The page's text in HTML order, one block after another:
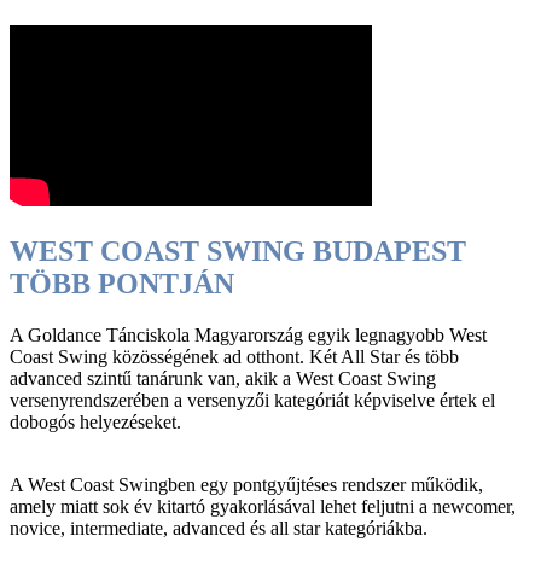
WEST COAST SWING BUDAPEST
TÖBB PONTJÁN
A Goldance Tánciskola Magyarország egyik legnagyobb West
Coast Swing közösségének ad otthont. Két All Star és több
advanced szintű tanárunk van, akik a West Coast Swing
versenyrendszerében a versenyzői kategóriát képviselve értek el
dobogós helyezéseket.
A West Coast Swingben egy pontgyűjtéses rendszer működik,
amely miatt sok év kitartó gyakorlásával lehet feljutni a newcomer,
novice, intermediate, advanced és all star kategóriákba.